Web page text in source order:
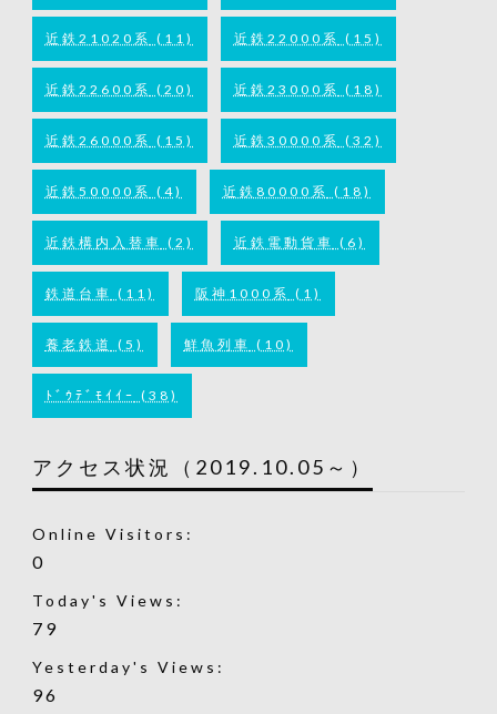
近鉄21020系 (11) 近鉄22000系 (15)
近鉄22600系 (20) 近鉄23000系 (18)
近鉄26000系 (15) 近鉄30000系 (32)
近鉄50000系 (4) 近鉄80000系 (18)
近鉄構内入替車 (2) 近鉄電動貨車 (6)
鉄道台車 (11) 阪神1000系 (1)
養老鉄道 (5) 鮮魚列車 (10)
ﾄﾞｳﾃﾞﾓｲｲｰ (38)
アクセス状況（2019.10.05～）
Online Visitors:
0
Today's Views:
79
Yesterday's Views:
96